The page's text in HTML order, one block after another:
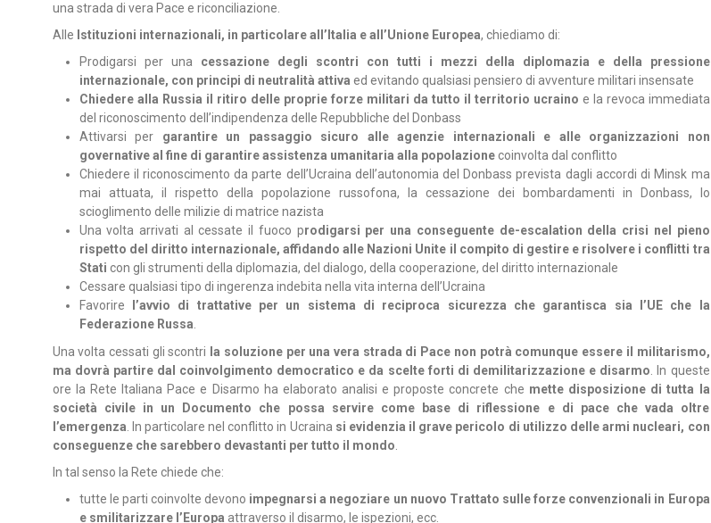
una strada di vera Pace e riconciliazione.
Alle Istituzioni internazionali, in particolare all’Italia e all’Unione Europea, chiediamo di:
Prodigarsi per una cessazione degli scontri con tutti i mezzi della diplomazia e della pressione
internazionale, con principi di neutralità attiva ed evitando qualsiasi pensiero di avventure militari insensate
Chiedere alla Russia il ritiro delle proprie forze militari da tutto il territorio ucraino e la revoca immediata
del riconoscimento dell’indipendenza delle Repubbliche del Donbass
Attivarsi per garantire un passaggio sicuro alle agenzie internazionali e alle organizzazioni non
governative al fine di garantire assistenza umanitaria alla popolazionecoinvolta dal conflitto
Chiedere il riconoscimento da parte dell’Ucraina dell’autonomia del Donbass prevista dagli accordi di Minsk ma
mai attuata, il rispetto della popolazione russofona, la cessazione dei bombardamenti in Donbass, lo
scioglimento delle milizie di matrice nazista
Una volta arrivati al cessate il fuoco prodigarsi per una conseguente de-escalation della crisi nel pieno
rispetto del diritto internazionale, affidando alle Nazioni Unite il compito di gestire e risolvere i conflitti tra
Stati con gli strumenti della diplomazia, del dialogo, della cooperazione, del diritto internazionale
Cessare qualsiasi tipo di ingerenza indebita nella vita interna dell’Ucraina
Favorire
l’avvio di trattative per un sistema di reciproca sicurezza che garantisca sia l’UE che la
Federazione Russa
Una volta cessati gli scontri la soluzione per una vera strada di Pace non potrà comunque essere il militarismo,
ma dovrà partire dal coinvolgimento democratico e da scelte forti di demilitarizzazione e disarmo . In queste
ore la Rete Italiana Pace e Disarmo ha elaborato analisi e proposte concrete che mette disposizione di tutta la
società civile in un Documento che possa servire come base di riflessione e di pace che vada oltre
l’emergenza . In particolare nel conflitto in Ucraina si evidenzia il grave pericolo di utilizzo delle armi nucleari, con
conseguenze che sarebbero devastanti per tutto il mondo
In tal senso la Rete chiede che:
tutte le parti coinvolte devono impegnarsi a negoziare un nuovo Trattato sulle forze convenzionali in Europa
e smilitarizzare l’Europa attraverso il disarmo, le ispezioni, ecc.